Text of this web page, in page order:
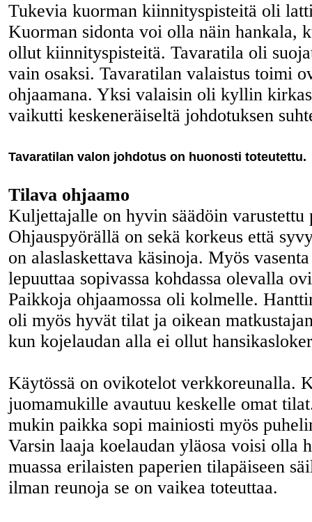
Tukevia kuorman kiinnityspisteitä oli
Kuorman sidonta voi olla näin hankala,
ollut kiinnityspisteitä. Tavaratila oli
vain osaksi. Tavaratilan valaistus toimi
ohjaamana. Yksi valaisin oli kyllin
vaikutti keskeneräiseltä johdotuksen
Tavaratilan valon johdotus on huonosti toteutettu.
Tilava ohjaamo
Kuljettajalle on hyvin säädöin varustettu
Ohjauspyörällä on sekä korkeus että
on alaslaskettava käsinoja. Myös
lepuuttaa sopivassa kohdassa olevalla
Paikkoja ohjaamossa oli kolmelle.
oli myös hyvät tilat ja oikean
kun kojelaudan alla ei ollut
Käytössä on ovikotelot verkkoreunalla.
juomamukille avautuu keskelle omat
mukin paikka sopi mainiosti myös
Varsin laaja koelaudan yläosa voisi olla
muassa erilaisten paperien tilapäiseen
ilman reunoja se on vaikea toteuttaa.